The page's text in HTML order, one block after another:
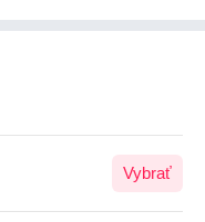
Vybrať